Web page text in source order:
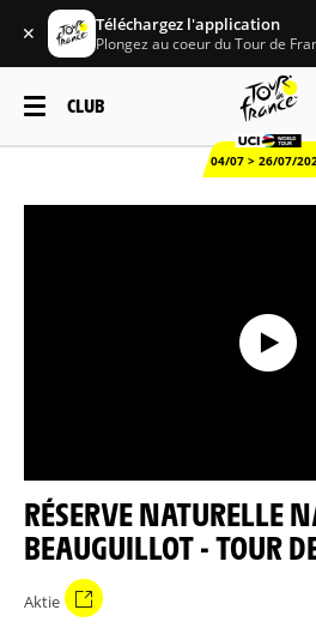
✕ Téléchargez l'application
Plongez au coeur du Tour de
CLUB
04/07 > 26/07/
RÉSERVE NATURELLE NATIONALE DE
BEAUGUILLOT - TOUR
Aktie